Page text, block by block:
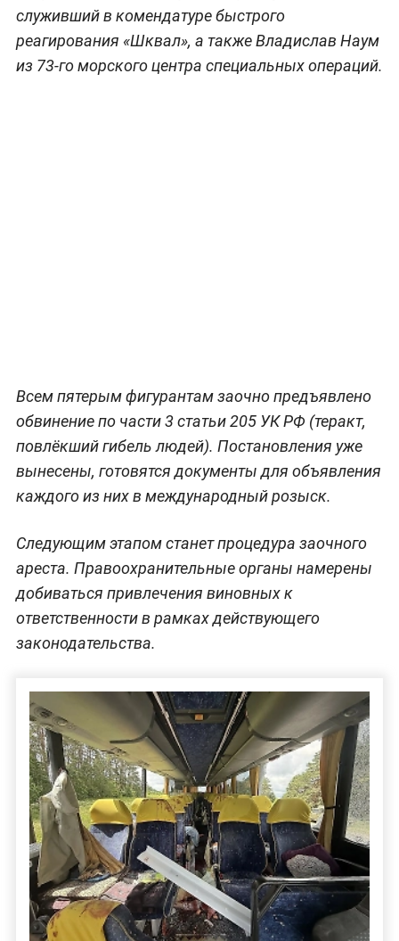
служивший в комендатуре быстрого
реагирования «Шквал», а также Владислав Наум
из 73-го морского центра специальных операций.
Всем пятерым фигурантам заочно предъявлено
обвинение по части 3 статьи 205 УК РФ (теракт,
повлёкший гибель людей). Постановления уже
вынесены, готовятся документы для объявления
каждого из них в международный розыск.
Следующим этапом станет процедура заочного
ареста. Правоохранительные органы намерены
добиваться привлечения виновных к
ответственности в рамках действующего
законодательства.